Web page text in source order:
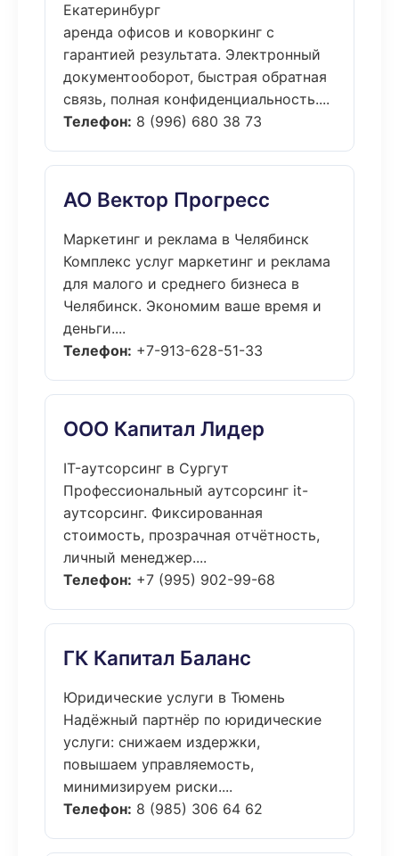
Екатеринбург
аренда офисов и коворкинг с
гарантией результата. Электронный
документооборот, быстрая обратная
связь, полная конфиденциальность....
Телефон: 8 (996) 680 38 73
АО Вектор Прогресс
Маркетинг и реклама в Челябинск
Комплекс услуг маркетинг и реклама
для малого и среднего бизнеса в
Челябинск. Экономим ваше время и
деньги....
Телефон: +7-913-628-51-33
ООО Капитал Лидер
IT-аутсорсинг в Сургут
Профессиональный аутсорсинг it-
аутсорсинг. Фиксированная
стоимость, прозрачная отчётность,
личный менеджер....
Телефон: +7 (995) 902-99-68
ГК Капитал Баланс
Юридические услуги в Тюмень
Надёжный партнёр по юридические
услуги: снижаем издержки,
повышаем управляемость,
минимизируем риски....
Телефон: 8 (985) 306 64 62